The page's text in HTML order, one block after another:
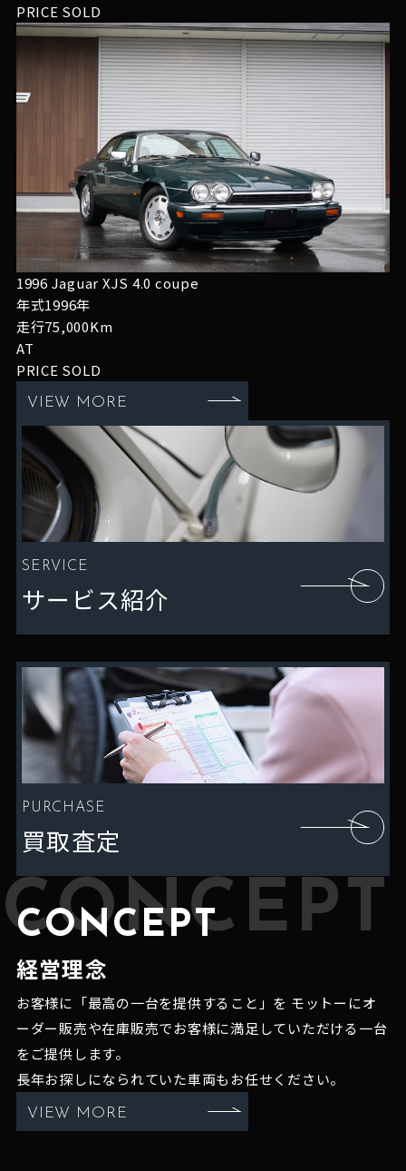
PRICE SOLD
1996 Jaguar XJS 4.0 coupe
年式1996年
走行75,000Km
AT
PRICE SOLD
VIEW MORE
SERVICE
サービス紹介
PURCHASE
買取査定
CONCEPT
CONCEPT
経営理念
お客様に「最高の一台を提供すること」を モットーにオ
ーダー販売や在庫販売でお客様に満足していただける一台
をご提供します。
長年お探しになられていた車両もお任せください。
VIEW MORE